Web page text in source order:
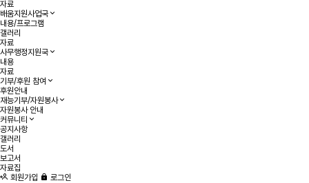
자료
배움지원사업국
내용/프로그램
갤러리
자료
사무행정지원국
내용
자료
기부/후원 참여
후원안내
재능기부/자원봉사
자원봉사 안내
커뮤니티
공지사항
갤러리
도서
보고서
자료집
회원가입
로그인